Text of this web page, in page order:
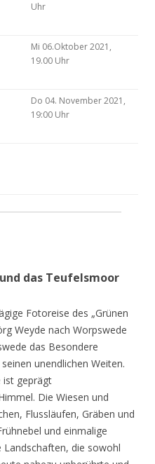
Uhr
Mi 06.Oktober 2021,
19.00 Uhr
Do 04. November 2021,
19:00 Uhr
das Teufelsmoor
Fotoreise des „Grünen
Weyde nach Worpswede
das Besondere
unendlichen Weiten.
ist geprägt
Die Wiesen und
Flussläufen, Gräben und
und einmalige
die sowohl